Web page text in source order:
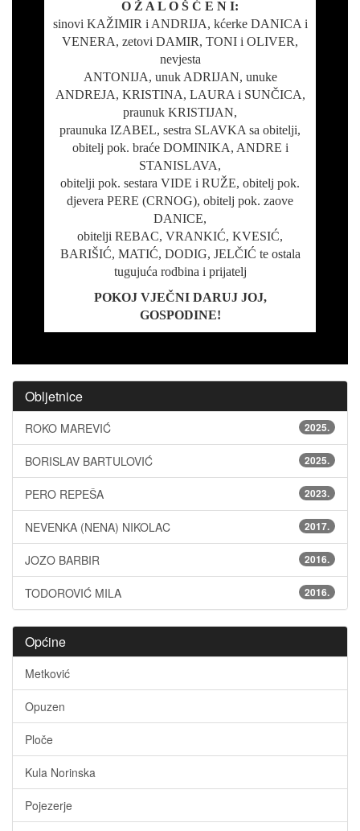
O Ž A L O Š Ć E N I:
sinovi KAŽIMIR i ANDRIJA, kćerke DANICA i
VENERA, zetovi DAMIR, TONI i OLIVER,
nevjesta
ANTONIJA, unuk ADRIJAN, unuke
ANDREJA, KRISTINA, LAURA i SUNČICA,
praunuk KRISTIJAN,
praunuka IZABEL, sestra SLAVKA sa obitelji,
obitelj pok. braće DOMINIKA, ANDRE i
STANISLAVA,
obitelji pok. sestara VIDE i RUŽE, obitelj pok.
djevera PERE (CRNOG), obitelj pok. zaove
DANICE,
obitelji REBAC, VRANKIĆ, KVESIĆ,
BARIŠIĆ, MATIĆ, DODIG, JELČIĆ te ostala
tugujuća rodbina i prijatelj
POKOJ VJEČNI DARUJ JOJ,
GOSPODINE!
Obljetnice
ROKO MAREVIĆ 2025.
BORISLAV BARTULOVIĆ 2025.
PERO REPEŠA 2023.
NEVENKA (NENA) NIKOLAC 2017.
JOZO BARBIR 2016.
TODOROVIĆ MILA 2016.
Općine
Metković
Opuzen
Ploče
Kula Norinska
Pojezerje